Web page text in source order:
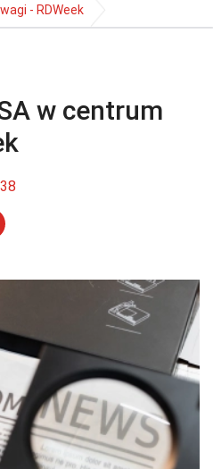
- RDWeek
w centrum